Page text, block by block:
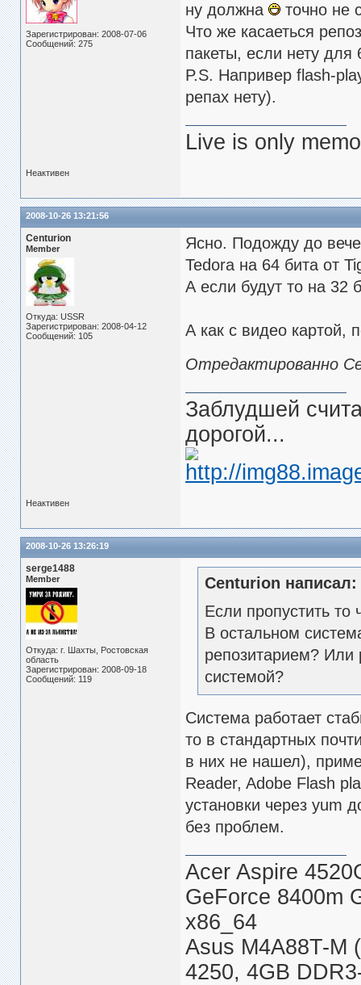
Зарегистрирован: 2008-07-06
Сообщений: 275
ну должна
точно не
Что же касаеться
пакеты, если нету для
P.S. Напривер flash-
репах нету).
Live is only
Неактивен
2008-10-26 13:21:56
Centurion
Member
Откуда: USSR
Зарегистрирован: 2008-04-12
Сообщений: 105
Ясно. Подожду до
Tedora на 64 бита от
А если будут то на 32
А как с видео картой,
Отредактированно
Заблудшей
дорогой...
Неактивен
2008-10-26 13:26:19
serge1488
Member
Откуда: г. Шахты, Ростовская
область
Зарегистрирован: 2008-09-18
Сообщений: 119
Centurion написал:
Если пропустить
В остальном
репозитарием?
системой?
Система работает
то в стандартных
в них не нашел),
Reader, Adobe Flash
установки через yum
без проблем.
Acer Aspire
GeForce 8400m
x86_64
Asus M4A88T-M
4250, 4GB